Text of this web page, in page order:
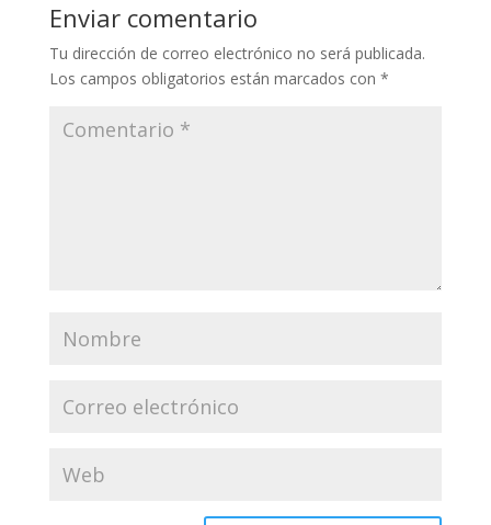
Enviar comentario
Tu dirección de correo electrónico no será publicada.
Los campos obligatorios están marcados con *